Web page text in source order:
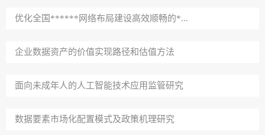
优化全国******网络布局建设高效顺畅的*...
企业数据资产的价值实现路径和估值方法
面向未成年人的人工智能技术应用监管研究
数据要素市场化配置模式及政策机理研究